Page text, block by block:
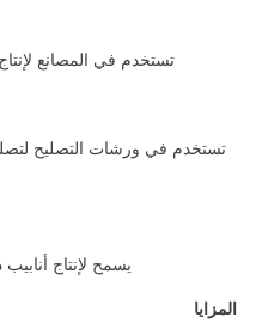
تستخدم في المصانع
تستخدم في ورشات التصليح لتصليح
يسمح لإنتاج
المزايا